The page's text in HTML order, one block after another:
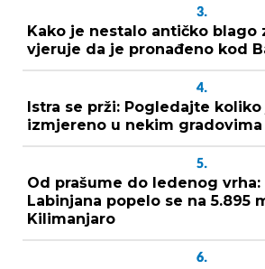
3.
Kako je nestalo antičko blago
vjeruje da je pronađeno kod
4.
Istra se prži: Pogledajte
izmjereno u nekim gradovima
5.
Od prašume do ledenog vrha:
Labinjana popelo se na 5.895
Kilimanjaro
6.